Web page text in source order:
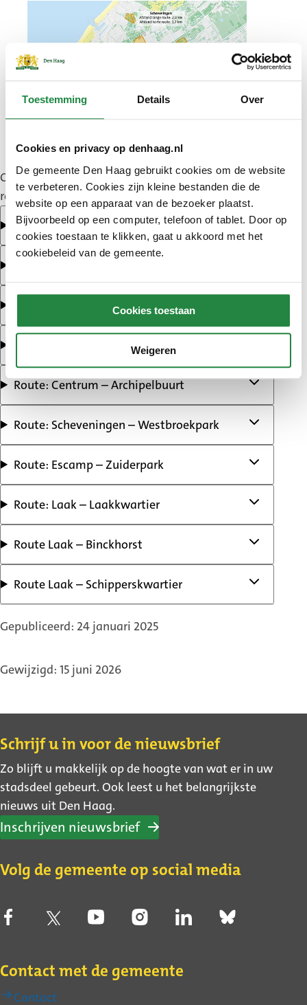
Toestemming Details Over
Cookies en privacy op denhaag.nl
De gemeente Den Haag gebruikt cookies om de website
te verbeteren. Cookies zijn kleine bestanden die de
website op een apparaat van de bezoeker plaatst.
Bijvoorbeeld op een computer, telefoon of tablet. Door op
cookies toestaan te klikken, gaat u akkoord met het
cookiebeleid van de gemeente.
Cookies toestaan
Weigeren
Ontdek hieronder de verschillende routes en bekijk
routekaarten.
Route: Haagse Hout – Haagse Bos
Route: Leidschenveen-Ypenburg – Westvlietzone
Route: Loosduinen – Madestein
Route: Centrum – Archipelbuurt
Route: Scheveningen – Westbroekpark
Route: Escamp – Zuiderpark
Route: Laak – Laakkwartier
Route Laak – Binckhorst
Route Laak – Schipperskwartier
Gepubliceerd: 24 januari 2025
Gewijzigd: 15 juni 2026
Contact
Schrijf u in voor de nieuwsbrief
Zo blijft u makkelijk op de hoogte van wat er in uw
stadsdeel gebeurt. Ook leest u het belangrijkste
nieuws uit Den Haag.
Inschrijven nieuwsbrief
Volg de gemeente op social media
Contact met de gemeente
Contact